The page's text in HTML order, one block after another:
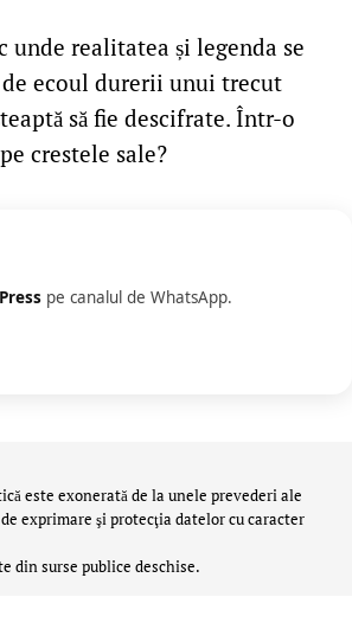
unde realitatea și legenda se
ecoul durerii unui trecut
să fie descifrate. Într-o
crestele sale?
pe canalul de WhatsApp.
este exonerată de la unele prevederi ale
exprimare şi protecţia datelor cu caracter
din surse publice deschise.